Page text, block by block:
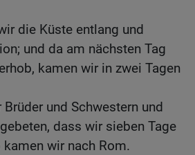
die Küste entlang und
und da am nächsten Tag
kamen wir in zwei Tagen
und Schwestern und
dass wir sieben Tage
wir nach Rom.